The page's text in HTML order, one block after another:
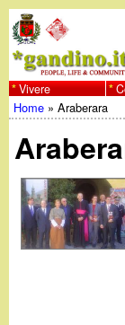
w
w
w
Vivere
Tu
sei
qui
Home »Araberara